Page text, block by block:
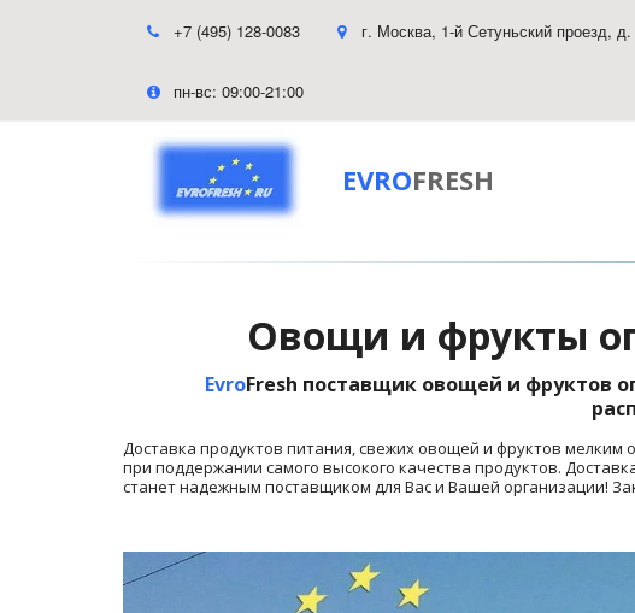
+7 (495) 128-0083 г. Москва, 1-й Сетуньский проезд,
пн-вс: 09:00-21:00
EVROFRESH
Овощи и фрукты
EvroFresh поставщик овощей и фруктов
Доставка продуктов питания, свежих овощей и фруктов
при поддержании самого высокого качества продуктов.
станет надежным поставщиком для Вас и Вашей организации!